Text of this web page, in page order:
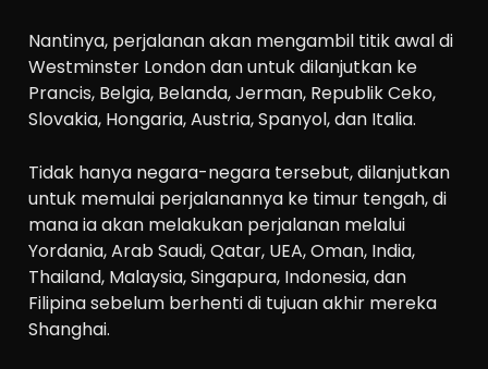
Nantinya, perjalanan akan mengambil titik awal di
Westminster London dan untuk dilanjutkan ke
Prancis, Belgia, Belanda, Jerman, Republik Ceko,
Slovakia, Hongaria, Austria, Spanyol, dan Italia.
Tidak hanya negara-negara tersebut, dilanjutkan
untuk memulai perjalanannya ke timur tengah, di
mana ia akan melakukan perjalanan melalui
Yordania, Arab Saudi, Qatar, UEA, Oman, India,
Thailand, Malaysia, Singapura, Indonesia, dan
Filipina sebelum berhenti di tujuan akhir mereka
Shanghai.